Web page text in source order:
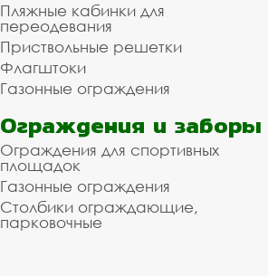
Пляжные кабинки для
переодевания
Приствольные решетки
Флагштоки
Газонные ограждения
Ограждения и заборы
Ограждения для спортивных
площадок
Газонные ограждения
Столбики ограждающие,
парковочные